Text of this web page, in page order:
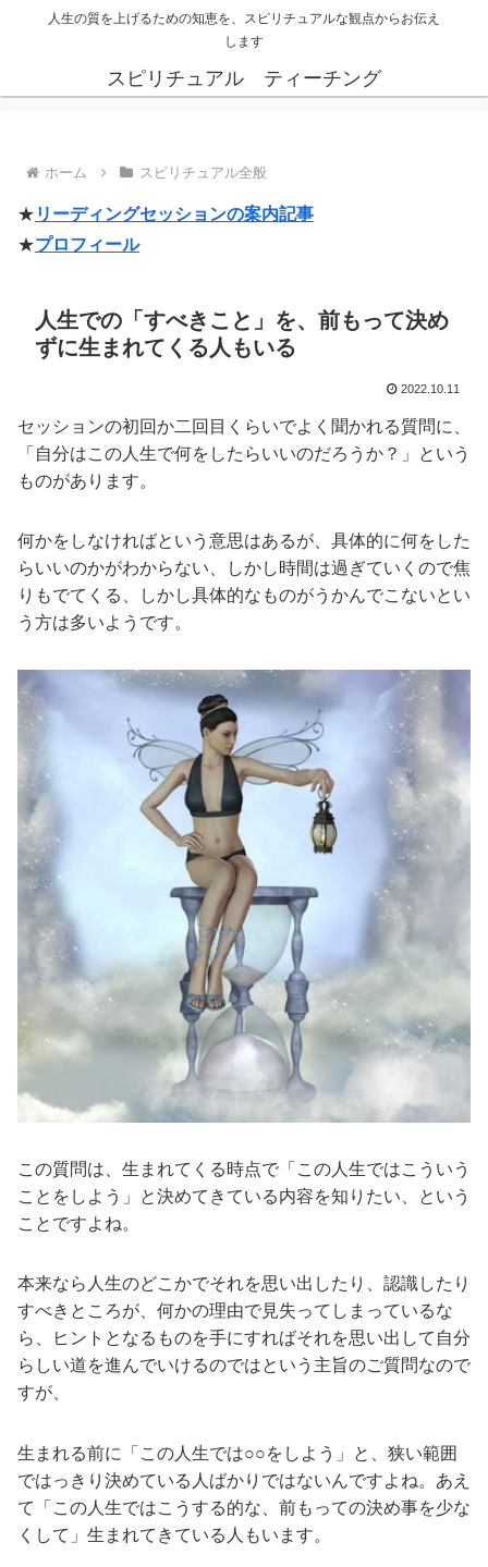
人生の質を上げるための知恵を、スピリチュアルな観点からお伝え
します
スピリチュアル ティーチング
ホーム スピリチュアル全般
★ リーディングセッションの案内記事
★プロフィール
人生での「すべきこと」を、前もって決め
ずに生まれてくる人もいる
2022.10.11
セッションの初回か二回目くらいでよく聞かれる質問に、
「自分はこの人生で何をしたらいいのだろうか？」という
ものがあります。
何かをしなければという意思はあるが、具体的に何をした
らいいのかがわからない、しかし時間は過ぎていくので焦
りもでてくる、しかし具体的なものがうかんでこないとい
う方は多いようです。
この質問は、生まれてくる時点で「この人生ではこういう
ことをしよう」と決めてきている内容を知りたい、という
ことですよね。
本来なら人生のどこかでそれを思い出したり、認識したり
すべきところが、何かの理由で見失ってしまっているな
ら、ヒントとなるものを手にすればそれを思い出して自分
らしい道を進んでいけるのではという主旨のご質問なので
すが、
生まれる前に「この人生では○○をしよう」と、狭い範囲
ではっきり決めている人ばかりではないんですよね。あえ
て「この人生ではこうする的な、前もっての決め事を少な
くして」生まれてきている人もいます。